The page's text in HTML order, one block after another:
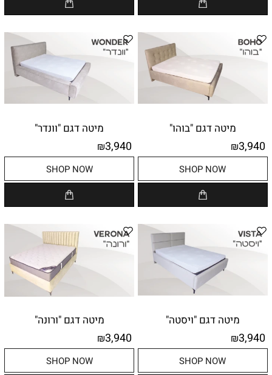
מיטה דגם "בוהו"
₪3,940
SHOP NOW
מיטה דגם "וונדר"
₪3,940
SHOP NOW
מיטה דגם "ויסטה"
₪3,940
SHOP NOW
מיטה דגם "ורונה"
₪3,940
SHOP NOW